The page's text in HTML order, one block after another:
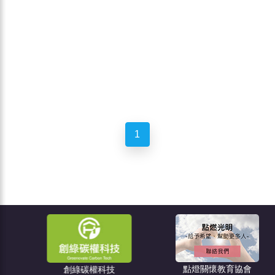
1
創綠碳權科技 點燈關懷教育協會